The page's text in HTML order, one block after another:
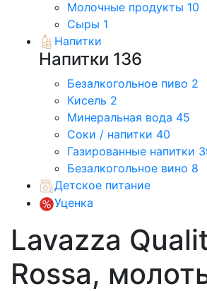
Молочные продукты 10
Сыры 1
Напитки
Напитки 136
Безалкогольное пиво 2
Кисель 2
Минеральная вода 45
Соки / напитки 40
Газированные напитки
Безалкогольное вино 8
Детское питание
Уценка
Lavazza
Rossa,